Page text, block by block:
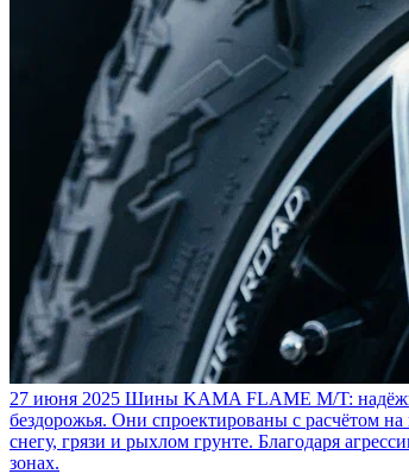
27 июня 2025 Шины KAMA FLAME M/T:
бездорожья. Они спроектированы с расчётом
снегу, грязи и рыхлом грунте. Благодаря
зонах.